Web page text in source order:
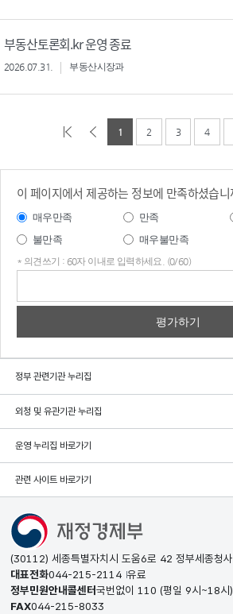
부동산토론회.kr 운영 종료
2026.07.31. 부동산시장과
1 2 3 4
이 페이지에서 제공하는 정보에 만족하셨습니
매우만족 만족
불만족
매우불만족
* 의견쓰기 : 60자 이내로 입력하세요. (0/60)
정부 관련기관 누리집
외청 및 유관기관 누리집
운영 누리집 바로가기
관련 사이트 바로가기
(30112) 세종특별자치시 도움6로 42 정부세종청
대표전화044-215-2114 유료
정부민원안내콜센터국번없이 110 (평일 9시~18시)
FAX044-215-8033